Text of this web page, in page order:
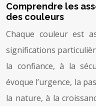
Comprendre les
des couleurs
Chaque couleur est
significations
la confiance, à la
évoque l’urgence, la
la nature, à la